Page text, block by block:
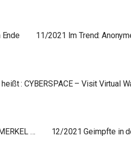
Ende 11/2021 Im Trend:
: CYBERSPACE – Visit Virtual
… 12/2021 Geimpfte in